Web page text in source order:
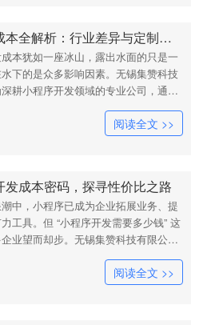
小程序开发成本全解析：行业差异与定制需求
本犹如一座冰山，露出水面的只是一
下的是众多影响因素。无锡集赞科技
耕小程序开发领域的专业公司，通过
为您全面解析小程序开发需要多少钱。
家专注于在线英语培训的机构想要开发
能包括课程展示、在线报名、视频播
阅读全文 >>
发成本密码，探寻性价比之路
中，小程序已成为企业拓展业务、提
工具。但 “小程序开发需要多少钱” 这
业望而却步。无锡集赞科技有限公
无锡小程序开发公司，将为您层层剖
开发成本的神秘面纱。以一家小型餐饮
希望通过小程序实现线上点餐、外卖配
阅读全文 >>